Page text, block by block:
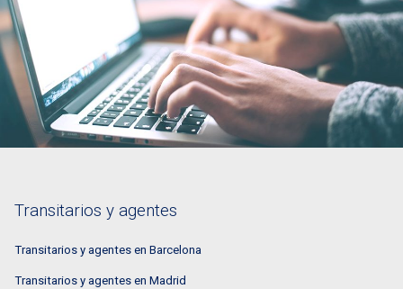
Transitarios y agentes
Transitarios y agentes en Barcelona
Transitarios y agentes en Madrid